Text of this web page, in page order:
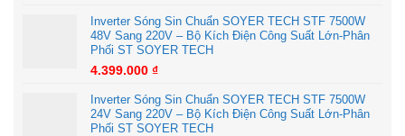
Inverter Sóng Sin Chuẩn SOYER TECH STF 7500W
48V Sang 220V – Bộ Kích Điện Công Suất Lớn-Phân
Phối ST SOYER TECH
4.399.000 ₫
Inverter Sóng Sin Chuẩn SOYER TECH STF 7500W
24V Sang 220V – Bộ Kích Điện Công Suất Lớn-Phân
Phối ST SOYER TECH